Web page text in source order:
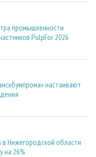
промышленности
PulpFor 2026
настаивают
Нижегородской области
на 26%